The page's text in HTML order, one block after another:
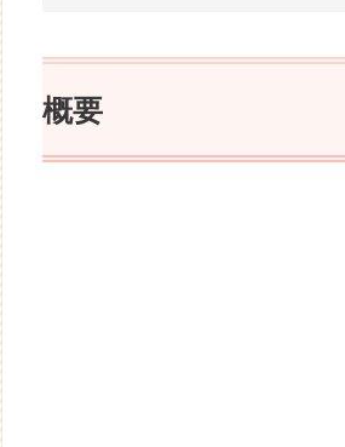
勝ち負けの有無